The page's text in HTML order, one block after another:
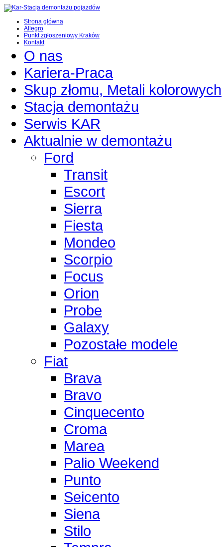
Strona główna
Allegro
Punkt zgłoszeniowy Kraków
Kontakt
O nas
Kariera-Praca
Skup złomu, Metali kolorowych
Stacja demontażu
Serwis KAR
Aktualnie w demontażu
Ford
Transit
Escort
Sierra
Fiesta
Mondeo
Scorpio
Focus
Orion
Probe
Galaxy
Pozostałe modele
Fiat
Brava
Bravo
Cinquecento
Croma
Marea
Palio Weekend
Punto
Seicento
Siena
Stilo